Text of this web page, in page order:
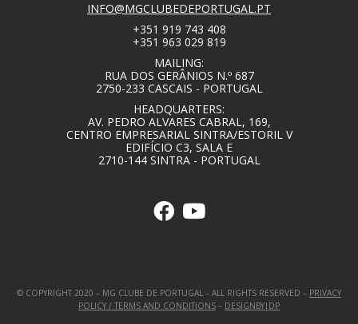
INFO@MGCLUBEDEPORTUGAL.PT
+351 919 743 408
+351 963 029 819
MAILING:
RUA DOS GERÂNIOS N.º 687
2750-233 CASCAIS - PORTUGAL
HEADQUARTERS:
AV. PEDRO ALVARES CABRAL, 169,
CENTRO EMPRESARIAL SINTRA/ESTORIL V
EDIFÍCIO C3, SALA E
2710-144 SINTRA - PORTUGAL
© COPYRIGHT 2020 – MG CLUBE DE PORTUGAL – ALL RIGHTS RESERVED – PRIVACY
POLICY / TERMS AND CONDITIONS – DESIGNBY|DP